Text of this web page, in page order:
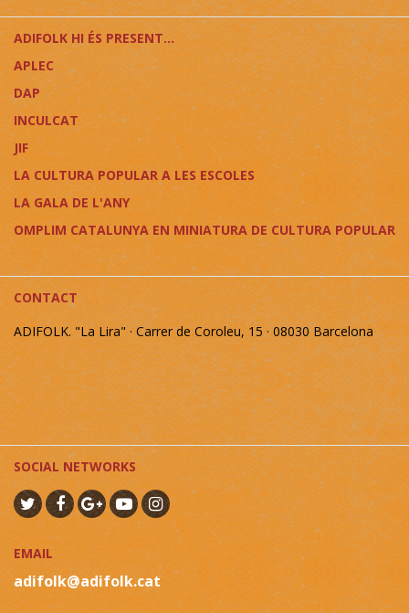
ADIFOLK HI ÉS PRESENT...
APLEC
DAP
INCULCAT
JIF
LA CULTURA POPULAR A LES ESCOLES
LA GALA DE L'ANY
OMPLIM CATALUNYA EN MINIATURA DE CULTURA POPULAR
CONTACT
ADIFOLK. "La Lira" · Carrer de Coroleu, 15 · 08030 Barcelona
SOCIAL NETWORKS
EMAIL
adifolk@adifolk.cat